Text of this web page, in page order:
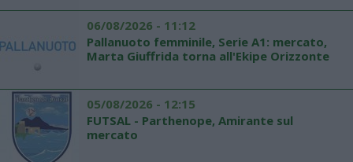
06/08/2026 - 11:12
Pallanuoto femminile, Serie A1: mercato,
Marta Giuffrida torna all'Ekipe Orizzonte
05/08/2026 - 12:15
FUTSAL - Parthenope, Amirante sul
mercato